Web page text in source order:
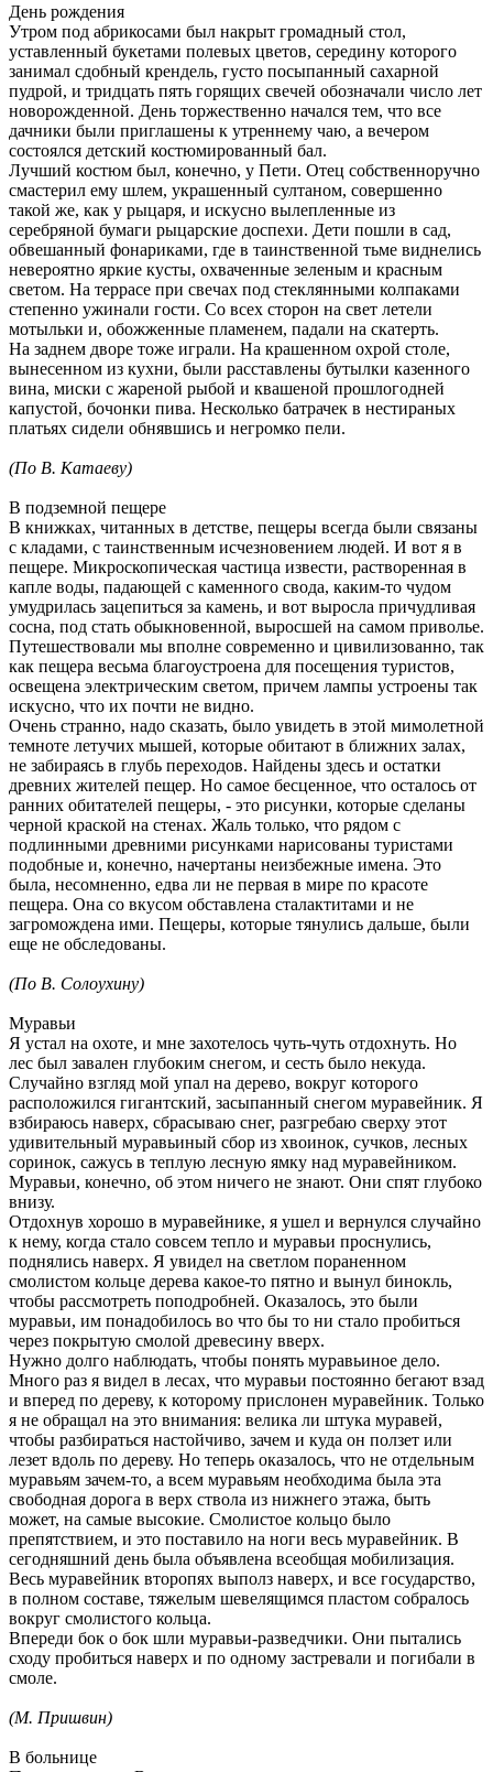
День рождения
Утром под абрикосами был накрыт громадный стол,
уставленный букетами полевых цветов, середину которого
занимал сдобный крендель, густо посыпанный сахарной
пудрой, и тридцать пять горящих свечей обозначали число лет
новорожденной. День торжественно начался тем, что все
дачники были приглашены к утреннему чаю, а вечером
состоялся детский костюмированный бал.
Лучший костюм был, конечно, у Пети. Отец собственноручно
смастерил ему шлем, украшенный султаном, совершенно
такой же, как у рыцаря, и искусно вылепленные из
серебряной бумаги рыцарские доспехи. Дети пошли в сад,
обвешанный фонариками, где в таинственной тьме виднелись
невероятно яркие кусты, охваченные зеленым и красным
светом. На террасе при свечах под стеклянными колпаками
степенно ужинали гости. Со всех сторон на свет летели
мотыльки и, обожженные пламенем, падали на скатерть.
На заднем дворе тоже играли. На крашенном охрой столе,
вынесенном из кухни, были расставлены бутылки казенного
вина, миски с жареной рыбой и квашеной прошлогодней
капустой, бочонки пива. Несколько батрачек в нестираных
платьях сидели обнявшись и негромко пели.
(По В. Катаеву)
В подземной пещере
В книжках, читанных в детстве, пещеры всегда были связаны
с кладами, с таинственным исчезновением людей. И вот я в
пещере. Микроскопическая частица извести, растворенная в
капле воды, падающей с каменного свода, каким-то чудом
умудрилась зацепиться за камень, и вот выросла причудливая
сосна, под стать обыкновенной, выросшей на самом приволье.
Путешествовали мы вполне современно и цивилизованно, так
как пещера весьма благоустроена для посещения туристов,
освещена электрическим светом, причем лампы устроены так
искусно, что их почти не видно.
Очень странно, надо сказать, было увидеть в этой мимолетной
темноте летучих мышей, которые обитают в ближних залах,
не забираясь в глубь переходов. Найдены здесь и остатки
древних жителей пещер. Но самое бесценное, что осталось от
ранних обитателей пещеры, - это рисунки, которые сделаны
черной краской на стенах. Жаль только, что рядом с
подлинными древними рисунками нарисованы туристами
подобные и, конечно, начертаны неизбежные имена. Это
была, несомненно, едва ли не первая в мире по красоте
пещера. Она со вкусом обставлена сталактитами и не
загромождена ими. Пещеры, которые тянулись дальше, были
еще не обследованы.
(По В. Солоухину)
Муравьи
Я устал на охоте, и мне захотелось чуть-чуть отдохнуть. Но
лес был завален глубоким снегом, и сесть было некуда.
Случайно взгляд мой упал на дерево, вокруг которого
расположился гигантский, засыпанный снегом муравейник. Я
взбираюсь наверх, сбрасываю снег, разгребаю сверху этот
удивительный муравьиный сбор из хвоинок, сучков, лесных
соринок, сажусь в теплую лесную ямку над муравейником.
Муравьи, конечно, об этом ничего не знают. Они спят глубоко
внизу.
Отдохнув хорошо в муравейнике, я ушел и вернулся случайно
к нему, когда стало совсем тепло и муравьи проснулись,
поднялись наверх. Я увидел на светлом пораненном
смолистом кольце дерева какое-то пятно и вынул бинокль,
чтобы рассмотреть поподробней. Оказалось, это были
муравьи, им понадобилось во что бы то ни стало пробиться
через покрытую смолой древесину вверх.
Нужно долго наблюдать, чтобы понять муравьиное дело.
Много раз я видел в лесах, что муравьи постоянно бегают взад
и вперед по дереву, к которому прислонен муравейник. Только
я не обращал на это внимания: велика ли штука муравей,
чтобы разбираться настойчиво, зачем и куда он ползет или
лезет вдоль по дереву. Но теперь оказалось, что не отдельным
муравьям зачем-то, а всем муравьям необходима была эта
свободная дорога в верх ствола из нижнего этажа, быть
может, на самые высокие. Смолистое кольцо было
препятствием, и это поставило на ноги весь муравейник. В
сегодняшний день была объявлена всеобщая мобилизация.
Весь муравейник второпях выполз наверх, и все государство,
в полном составе, тяжелым шевелящимся пластом собралось
вокруг смолистого кольца.
Впереди бок о бок шли муравьи-разведчики. Они пытались
сходу пробиться наверх и по одному застревали и погибали в
смоле.
(М. Пришвин)
В больнице